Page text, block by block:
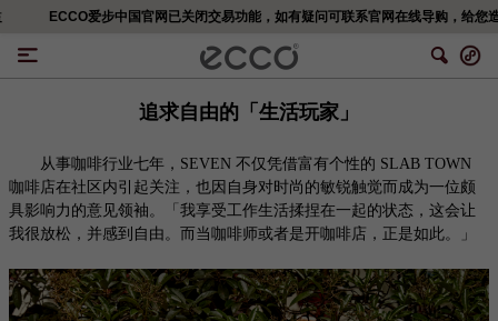
追求自由的「生活玩家」
从事咖啡行业七年， SEVEN 不仅凭借富有个性的 SLAB TOWN
咖啡店在社区内引起关注，也因自身对时尚的敏锐触觉而成为一位颇
具影响力的意见领袖。「我享受工作生活揉捏在一起的状态，这会让
我很放松，并感到自由。而当咖啡师或者是开咖啡店，正是如此。」
ECCO爱步中国官网已关闭交易功能，如有疑问可联系官网在线导购，给您造成不便，深表歉意！更多精彩优惠活动,可移步<ECCO爱步官网小程序>